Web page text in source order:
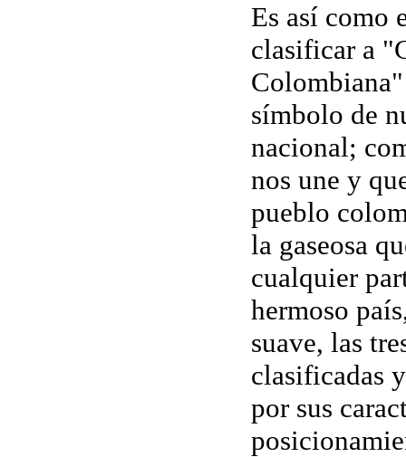
Es así como
clasificar a
símbolo de
nacional;
nos une y
pueblo
la gaseosa
cualquier
hermoso
suave, las
clasificadas
por sus